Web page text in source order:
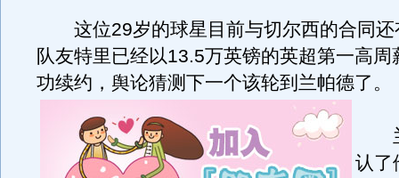
这位29岁的球星目前与切尔西的合同还
队友特里已经以13.5万英镑的英超第一高周
功续约，舆论猜测下一个该轮到兰帕德了。
兰
认了